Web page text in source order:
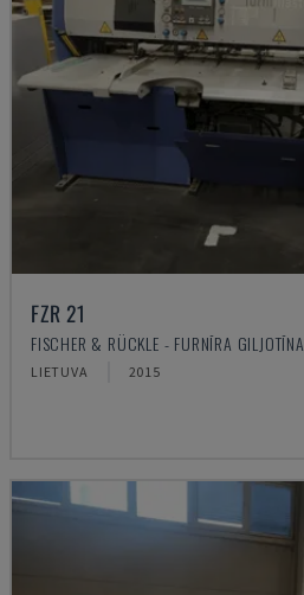
FZR 21
FISCHER & RÜCKLE - FURNĪRA GILJOTĪNA
LIETUVA 2015